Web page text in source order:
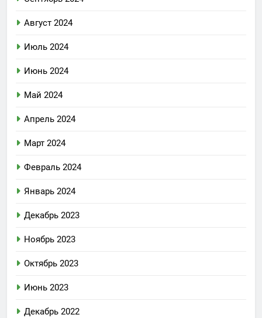
Август 2024
Июль 2024
Июнь 2024
Май 2024
Апрель 2024
Март 2024
Февраль 2024
Январь 2024
Декабрь 2023
Ноябрь 2023
Октябрь 2023
Июнь 2023
Декабрь 2022